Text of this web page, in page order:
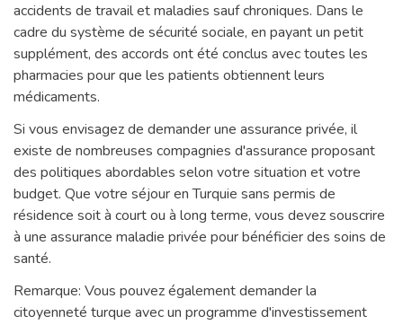
accidents de travail et maladies sauf chroniques. Dans le
cadre du système de sécurité sociale, en payant un petit
supplément, des accords ont été conclus avec toutes les
pharmacies pour que les patients obtiennent leurs
médicaments.
Si vous envisagez de demander une assurance privée, il
existe de nombreuses compagnies d'assurance proposant
des politiques abordables selon votre situation et votre
budget. Que votre séjour en Turquie sans permis de
résidence soit à court ou à long terme, vous devez souscrire
à une assurance maladie privée pour bénéficier des soins de
santé.
Remarque: Vous pouvez également demander la
citoyenneté turque avec un programme d'investissement